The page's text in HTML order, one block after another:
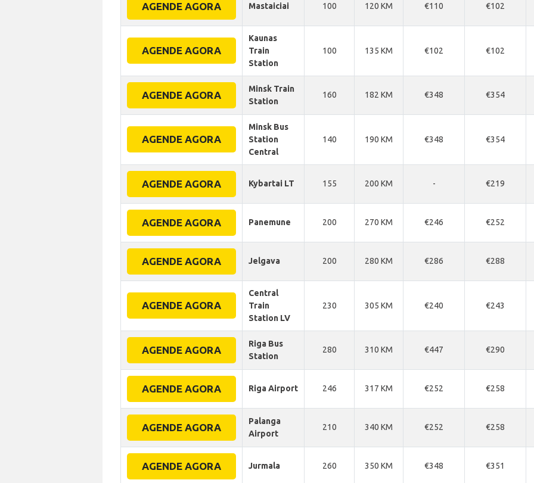
AGENDE AGORA Mastaiciai 100 120 KM €110 €102
AGENDE AGORA
Kaunas
Train
Station
100 135 KM €102 €102
AGENDE AGORA
Minsk Train
Station
160 182 KM €348 €354
AGENDE AGORA
Minsk Bus
Station
Central
140 190 KM €348 €354
AGENDE AGORA Kybartai LT 155 200 KM - €219
AGENDE AGORA Panemune 200 270 KM €246 €252
AGENDE AGORA Jelgava 200 280 KM €286 €288
AGENDE AGORA
Central
Train
Station LV
230 305 KM €240 €243
AGENDE AGORA
Riga Bus
Station
280 310 KM €447 €290
AGENDE AGORA Riga Airport 246 317 KM €252 €258
AGENDE AGORA
Palanga
Airport
210 340 KM €252 €258
AGENDE AGORA Jurmala 260 350 KM €348 €351